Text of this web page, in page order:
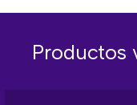
Productos